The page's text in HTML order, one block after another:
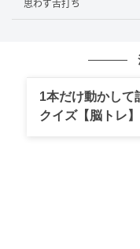
(C)AbemaTV, Inc.
「ここにこんなに思
思わず舌打ち
1本だけ動かして
クイズ【脳トレ】